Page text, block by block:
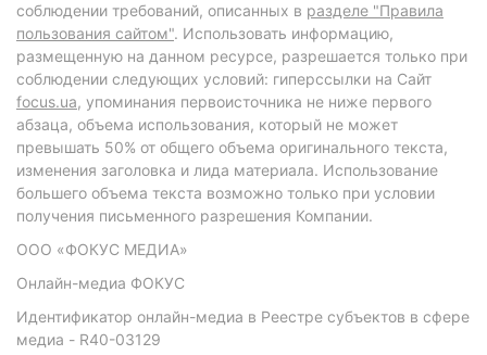
соблюдении требований, описанных в разделе "Правила
пользования сайтом". Использовать информацию,
размещенную на данном ресурсе, разрешается только при
соблюдении следующих условий: гиперссылки на Сайт
focus.ua, упоминания первоисточника не ниже первого
абзаца, объема использования, который не может
превышать 50% от общего объема оригинального текста,
изменения заголовка и лида материала. Использование
большего объема текста возможно только при условии
получения письменного разрешения Компании.
ООО «ФОКУС МЕДИА»
Онлайн-медиа ФОКУС
Идентификатор онлайн-медиа в Реестре субъектов в сфере
медиа - R40-03129